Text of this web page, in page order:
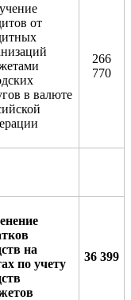
от
в валюте
266
770
на
по учету
36 399